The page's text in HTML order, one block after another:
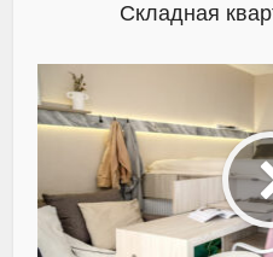
Складная